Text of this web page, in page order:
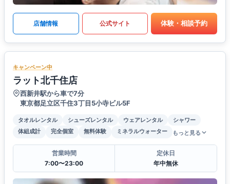
店舗情報 公式サイト 体験・相談予約
キャンペーン中
ラット北千住店
西新井駅から車で7分
東京都足立区千住3丁目5小寺ビル5F
タオルレンタル シューズレンタル ウェアレンタル
シャワー
体組成計
完全個室 無料体験 ミネラルウォーター もっと見る
営業時間
7:00〜23:00
定休日
年中無休